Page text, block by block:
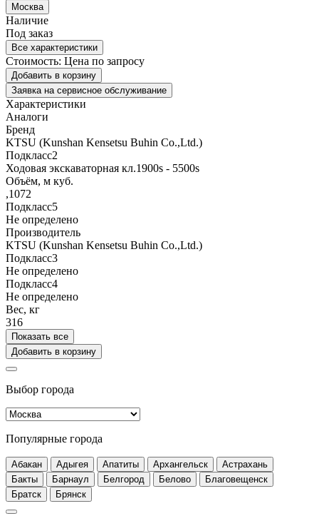
Москва
Наличие
Под заказ
Все характеристики
Стоимость: Цена по запросу
Добавить в корзину
Заявка на сервисное обслуживание
Характеристики
Аналоги
Бренд
KTSU (Kunshan Kensetsu Buhin Co.,Ltd.)
Подкласс2
Ходовая экскаваторная кл.1900s - 5500s
Объём, м куб.
,1072
Подкласс5
Не определено
Производитель
KTSU (Kunshan Kensetsu Buhin Co.,Ltd.)
Подкласс3
Не определено
Подкласс4
Не определено
Вес, кг
316
Показать все
Добавить в корзину
Выбор города
Популярные города
Абакан Адыгея Апатиты Архангельск
Астрахань
Бакты
Барнаул Белгород Белово
Благовещенск
Братск
Брянск